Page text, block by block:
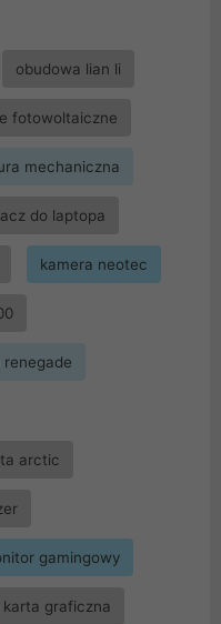
obudowa lian li
fotowoltaiczne
mechaniczna
do laptopa
kamera neotec
renegade
arctic
gamingowy
karta graficzna